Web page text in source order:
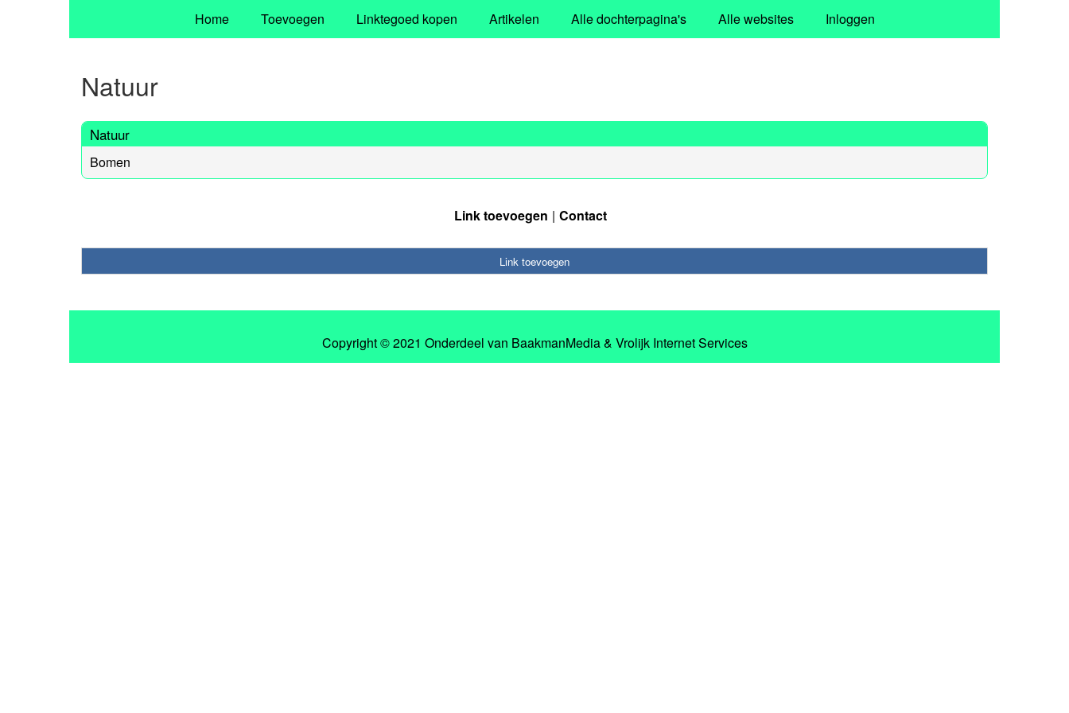
Home Toevoegen Linktegoed kopen Artikelen Alle dochterpagina's Alle websites Inloggen
Natuur
Natuur
Bomen
Link toevoegen Contact
Link toevoegen
Copyright © 2021 Onderdeel van BaakmanMedia& Vrolijk Internet Services